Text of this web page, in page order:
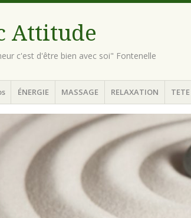
Attitude
c'est d'être bien avec soi" Fontenelle
ÉNERGIE MASSAGE RELAXATION TETE